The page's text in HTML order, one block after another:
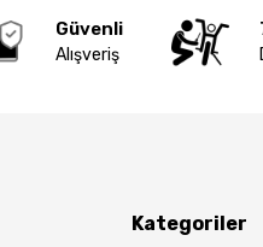
Güvenli
Alışveriş
Kategoriler